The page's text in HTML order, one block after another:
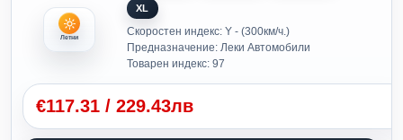
Летни
XL
Скоростен индекс: Y - (300км/ч.)
Предназначение: Леки Автомобили
Товарен индекс: 97
€117.31 / 229.43лв